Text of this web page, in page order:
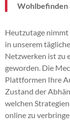
Wohlbefinden
Heutzutage nimmt
in unserem
Netzwerken ist zu
geworden. Die
Plattformen Ihre
Zustand der
welchen
online zu